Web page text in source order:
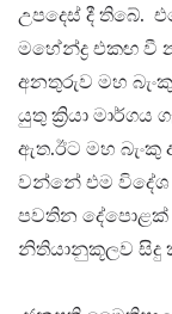
උපදෙස් දී තිබේ.
මහේන්ද්‍ර එකඟ වී
අනතුරුව මහ
යුතු ක්‍රියා මාර්ගය
ඇත.ඊට මහ බැංකු
වන්නේ එම
පවතින
නිතියානුකූලව සිදු